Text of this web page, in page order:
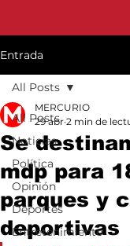
Entrada
All Posts
Noticias
Política
Opinión
Deportes
Entretenimiento
All Posts
Se
mdp para
parques y
deportivas
MERCURIO
29 abr 2 min de